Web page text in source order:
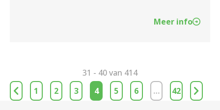
Meer info
31 - 40 van 414
1
2 3 4 5 6 … 42